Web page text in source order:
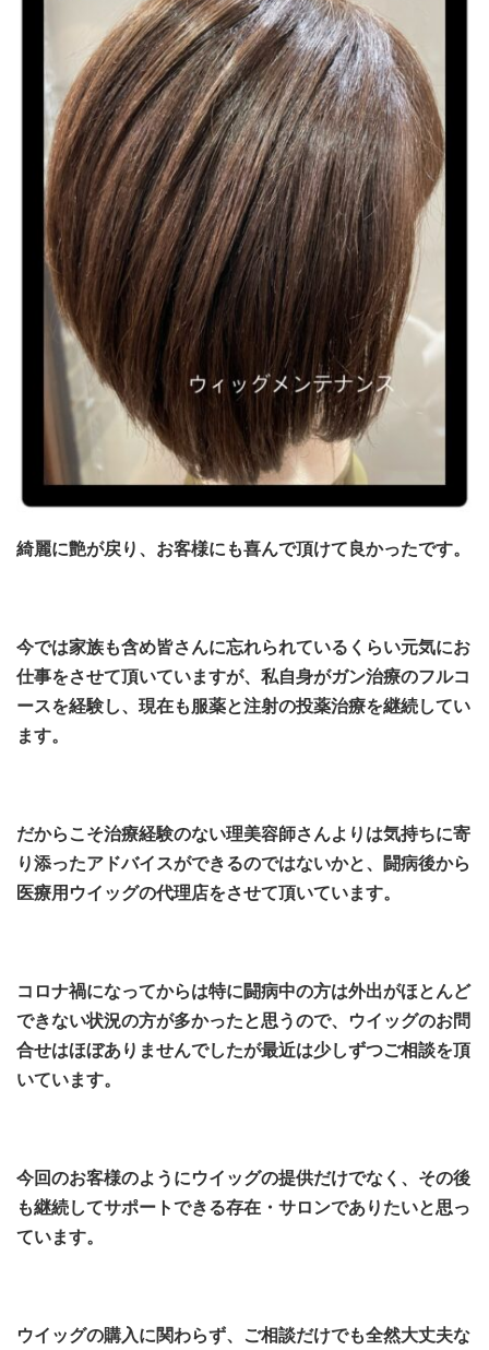
綺麗に艶が戻り、お客様にも喜んで頂けて良かったです。
今では家族も含め皆さんに忘れられているくらい元気にお
仕事をさせて頂いていますが、 私自身がガン治療のフルコ
ースを経験し、現在も服薬と注射の投薬治療を継続してい
ます。
だからこそ治療経験のない理美容師さんよりは気持ちに寄
り添ったアドバイスができるのではないかと、闘病後から
医療用ウイッグの代理店をさせて頂いています。
コロナ禍になってからは特に闘病中の方は外出がほとんど
できない状況の方が多かったと思うので、ウイッグのお問
合せはほぼありませんでしたが最近は少しずつご相談を頂
いています。
今回のお客様のようにウイッグの提供だけでなく、その後
も継続してサポートできる存在・サロンでありたいと思っ
ています。
ウイッグの購入に関わらず、ご相談だけでも全然大丈夫な